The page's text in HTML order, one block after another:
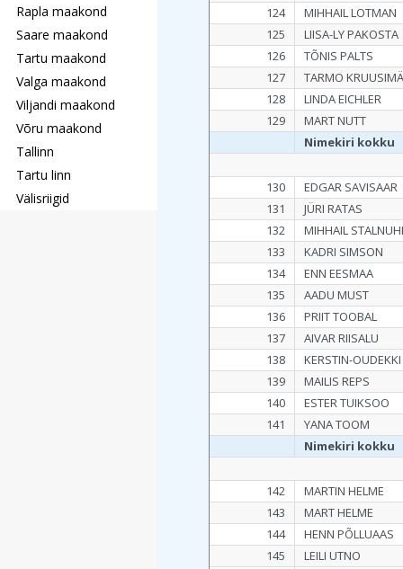
Rapla maakond
Saare maakond
Tartu maakond
Valga maakond
Viljandi maakond
Võru maakond
Tallinn
Tartu linn
Välisriigid
124
MIHHAIL LOTMAN
125
LIISA-LY PAKOSTA
126
TÕNIS PALTS
127
TARMO
128
LINDA EICHLER
129
MART NUTT
Nimekiri kokku
130
EDGAR SAVISAAR
131
JÜRI RATAS
132
MIHHAIL
133
KADRI SIMSON
134
ENN EESMAA
135
AADU MUST
136
PRIIT TOOBAL
137
AIVAR RIISALU
138
KERSTIN-
139
MAILIS REPS
140
ESTER TUIKSOO
141
YANA TOOM
Nimekiri kokku
142
MARTIN HELME
143
MART HELME
144
HENN PÕLLUAAS
145
LEILI UTNO